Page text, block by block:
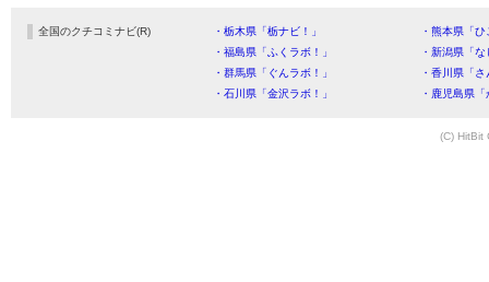
全国のクチコミナビ(R) ・栃木県「栃ナビ！」
・熊本県「
・福島県「ふくラボ！」
・新潟県「
・群馬県「ぐんラボ！」
・香川県「
・石川県「金沢ラボ！」
・鹿児島県
(C) HitBit